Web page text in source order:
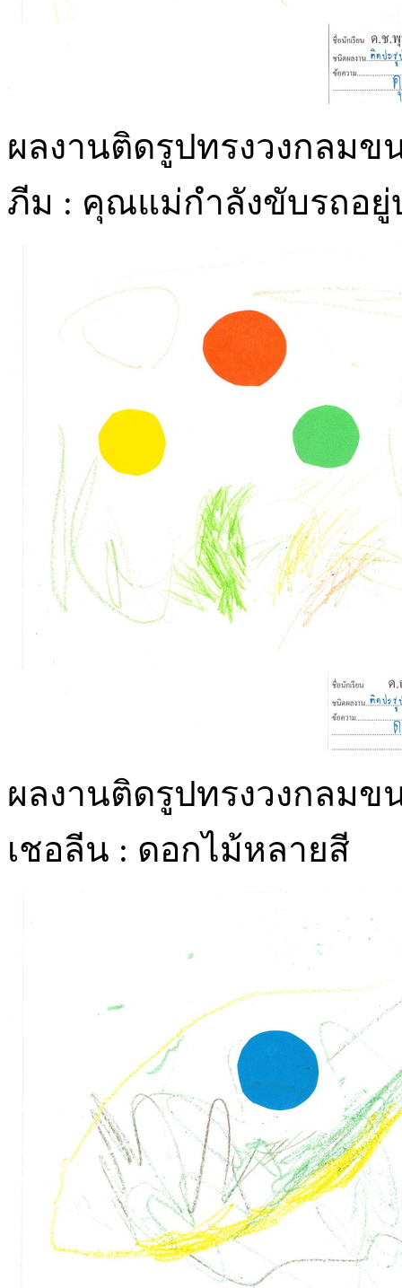
ผลงานติดรูปทรงวงกลมข
ภีม : คุณแม่กำลังขับรถอ
ผลงานติดรูปทรงวงกลมข
เชอลีน : ดอกไม้หลายสี